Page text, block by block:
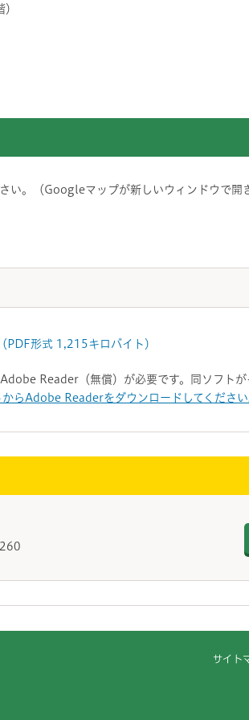
い。（Googleマップが新しいウィンドウで開
PDF形式 1,215キロバイト）
Reader（無償）が必要です。同ソフト
らAdobe Readerをダウンロードしてください
サイト